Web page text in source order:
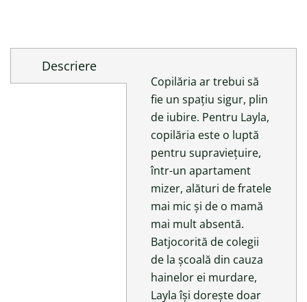
Descriere
Copilăria ar trebui să
fie un spațiu sigur, plin
de iubire. Pentru Layla,
copilăria este o luptă
pentru supraviețuire,
într-un apartament
mizer, alături de fratele
mai mic și de o mamă
mai mult absentă.
Batjocorită de colegii
de la școală din cauza
hainelor ei murdare,
Layla își dorește doar